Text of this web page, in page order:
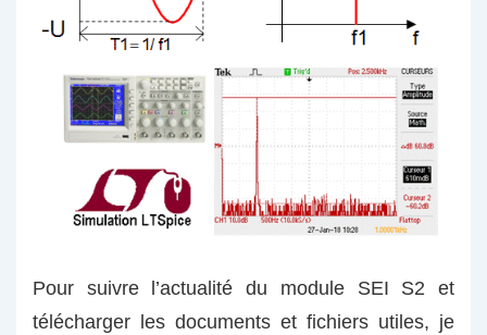
Pour suivre l’actualité du module SEI S2 et
télécharger les documents et fichiers utiles, je